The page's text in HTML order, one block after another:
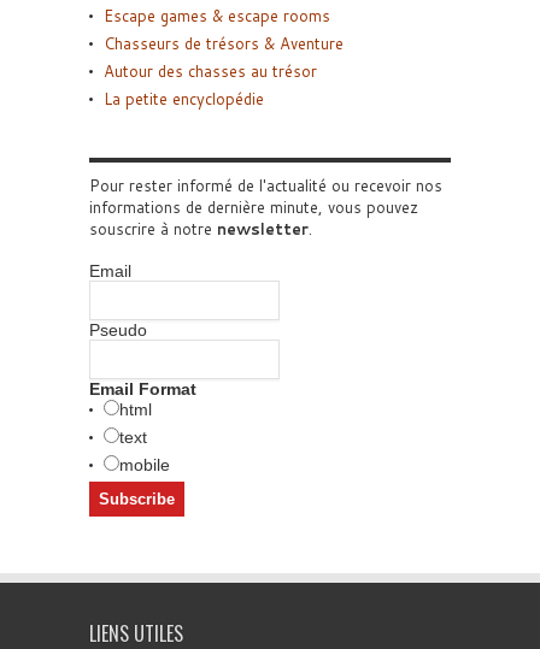
Escape games & escape rooms
Chasseurs de trésors & Aventure
Autour des chasses au trésor
La petite encyclopédie
Pour rester informé de l'actualité ou recevoir nos
informations de dernière minute, vous pouvez
souscrire à notre newsletter.
Email
Pseudo
Email Format
html
text
mobile
LIENS UTILES